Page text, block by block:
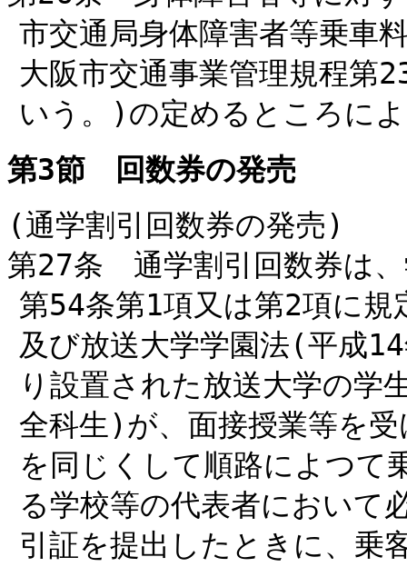
市交通局身体障害者等乗車
大阪市交通事業管理規程第
いう。)の定めるところに
第3節 回数券の発売
(通学割引回数券の発売)
第27条 通学割引回数券は
第54条第1項又は第2項に規
及び放送大学学園法(平成
り設置された放送大学の学
全科生)が、面接授業等を
を同じくして順路によつて
る学校等の代表者において
引証を提出したときに、乗